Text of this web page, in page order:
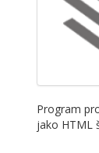
Program
jako HTML